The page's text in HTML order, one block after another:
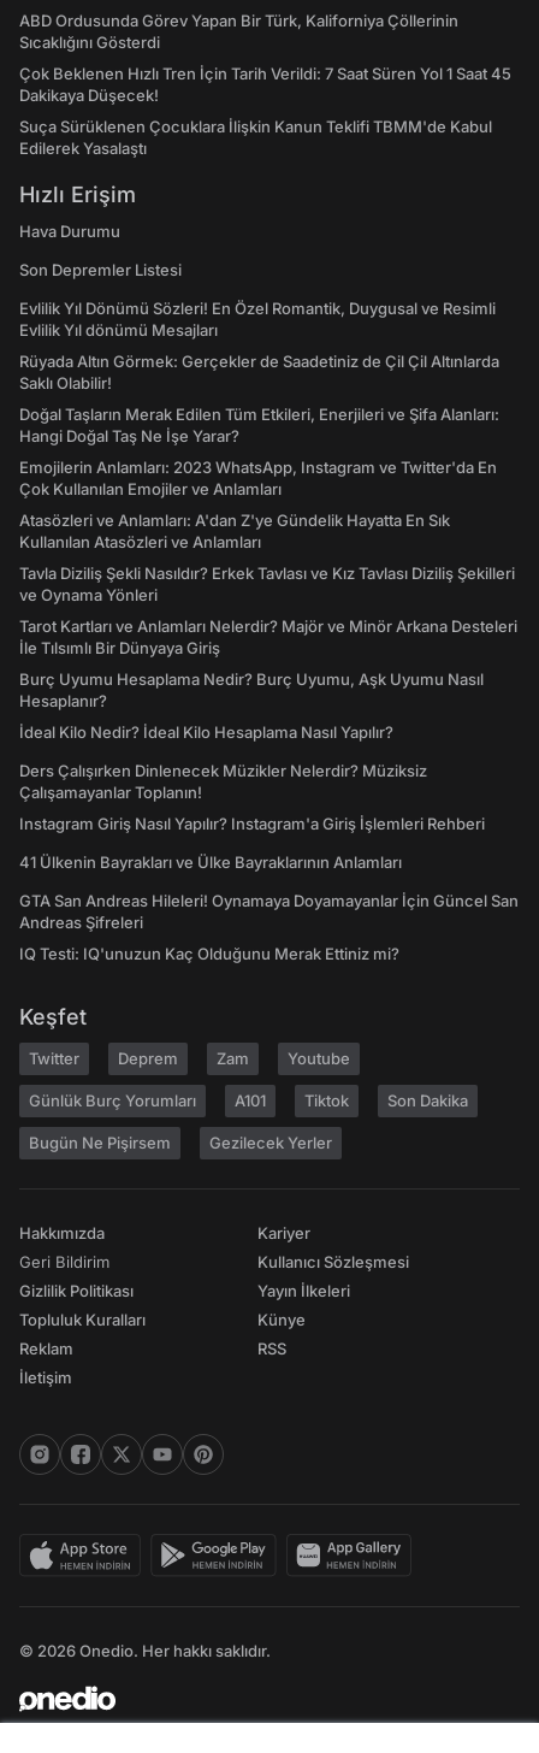
ABD Ordusunda Görev Yapan Bir Türk, Kaliforniya Çöllerinin
Sıcaklığını Gösterdi
Çok Beklenen Hızlı Tren İçin Tarih Verildi: 7 Saat Süren Yol 1 Saat 45
Dakikaya Düşecek!
Suça Sürüklenen Çocuklara İlişkin Kanun Teklifi TBMM'de Kabul
Edilerek Yasalaştı
Hızlı Erişim
Hava Durumu
Son Depremler Listesi
Evlilik Yıl Dönümü Sözleri! En Özel Romantik, Duygusal ve Resimli
Evlilik Yıl dönümü Mesajları
Rüyada Altın Görmek: Gerçekler de Saadetiniz de Çil Çil Altınlarda
Saklı Olabilir!
Doğal Taşların Merak Edilen Tüm Etkileri, Enerjileri ve Şifa Alanları:
Hangi Doğal Taş Ne İşe Yarar?
Emojilerin Anlamları: 2023 WhatsApp, Instagram ve Twitter'da En
Çok Kullanılan Emojiler ve Anlamları
Atasözleri ve Anlamları: A'dan Z'ye Gündelik Hayatta En Sık
Kullanılan Atasözleri ve Anlamları
Tavla Diziliş Şekli Nasıldır? Erkek Tavlası ve Kız Tavlası Diziliş Şekilleri
ve Oynama Yönleri
Tarot Kartları ve Anlamları Nelerdir? Majör ve Minör Arkana Desteleri
İle Tılsımlı Bir Dünyaya Giriş
Burç Uyumu Hesaplama Nedir? Burç Uyumu, Aşk Uyumu Nasıl
Hesaplanır?
İdeal Kilo Nedir? İdeal Kilo Hesaplama Nasıl Yapılır?
Ders Çalışırken Dinlenecek Müzikler Nelerdir? Müziksiz
Çalışamayanlar Toplanın!
Instagram Giriş Nasıl Yapılır? Instagram'a Giriş İşlemleri Rehberi
41 Ülkenin Bayrakları ve Ülke Bayraklarının Anlamları
GTA San Andreas Hileleri! Oynamaya Doyamayanlar İçin Güncel San
Andreas Şifreleri
IQ Testi: IQ'unuzun Kaç Olduğunu Merak Ettiniz mi?
Keşfet
Twitter Deprem Zam Youtube
Günlük Burç Yorumları A101 Tiktok Son Dakika
Bugün Ne Pişirsem Gezilecek Yerler
Hakkımızda
Geri Bildirim
Gizlilik Politikası
Topluluk Kuralları
Reklam
İletişim
Kariyer
Kullanıcı Sözleşmesi
Yayın İlkeleri
Künye
RSS
© 2026 Onedio. Her hakkı saklıdır.